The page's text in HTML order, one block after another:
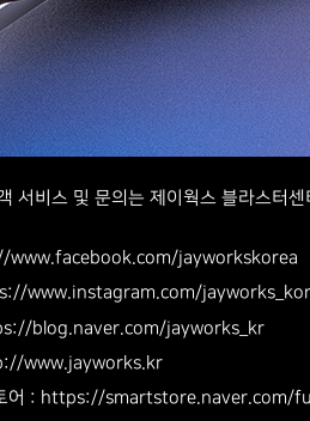
서비스 및 문의는 제이웍스 블라스
www.facebook.com/jayworkskorea
www.instagram.com/
blog.naver.com/jayworks_kr
www.jayworks.kr
토어 : https://smartstore.naver.com/